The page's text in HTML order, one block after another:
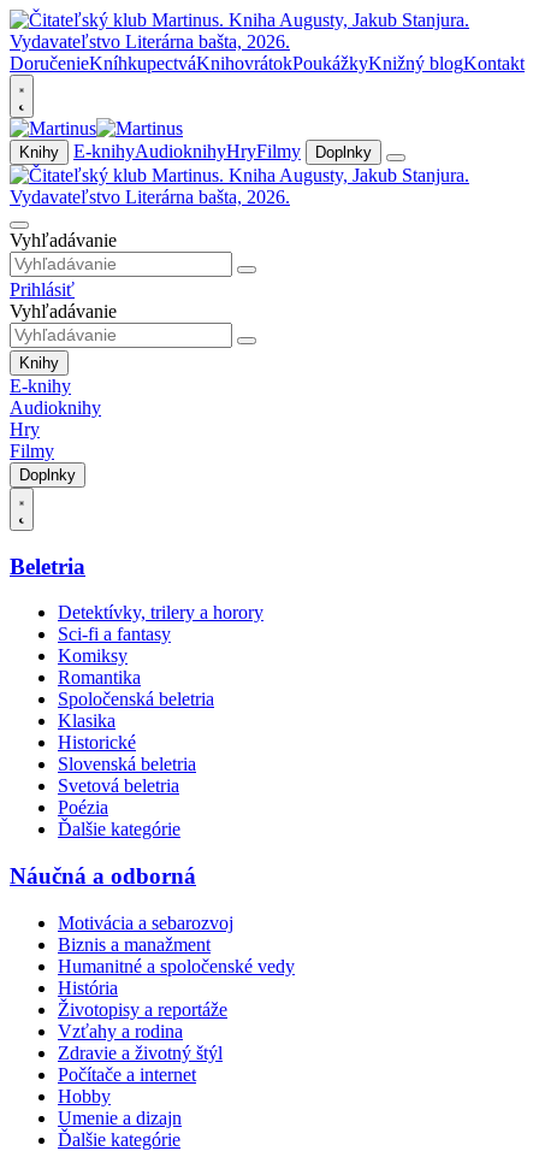
DoručenieKníhkupectváKnihovrátokPoukážkyKnižný blogKontakt
Knihy E-knihyAudioknihyHryFilmy Doplnky
Vyhľadávanie
Prihlásiť
Vyhľadávanie
Knihy
E-knihy
Audioknihy
Hry
Filmy
Doplnky
Beletria
Detektívky, trilery a horory
Sci-fi a fantasy
Komiksy
Romantika
Spoločenská beletria
Klasika
Historické
Slovenská beletria
Svetová beletria
Poézia
Ďalšie kategórie
Náučná a odborná
Motivácia a sebarozvoj
Biznis a manažment
Humanitné a spoločenské vedy
História
Životopisy a reportáže
Vzťahy a rodina
Zdravie a životný štýl
Počítače a internet
Hobby
Umenie a dizajn
Ďalšie kategórie